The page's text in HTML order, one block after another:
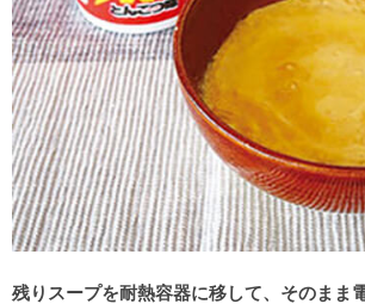
残りスープを耐熱容器に移して、そのまま